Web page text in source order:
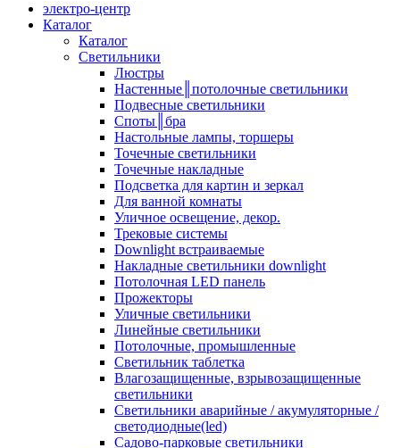
электро-центр
Каталог
Каталог
Светильники
Люстры
Настенные║потолочные светильники
Подвесные светильники
Споты║бра
Настольные лампы, торшеры
Точечные светильники
Точечные накладные
Подсветка для картин и зеркал
Для ванной комнаты
Уличное освещение, декор.
Трековые системы
Downlight встраиваемые
Накладные светильники downlight
Потолочная LED панель
Прожекторы
Уличные светильники
Линейные светильники
Потолочные, промышленные
Светильник таблетка
Влагозащищенные, взрывозащищенные
светильники
Светильники аварийные / акумуляторные /
светодиодные(led)
Садово-парковые светильники